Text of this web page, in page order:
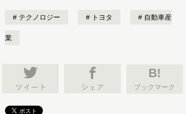
テクノロジー トヨタ 自動車産
業
B!
ブックマーク